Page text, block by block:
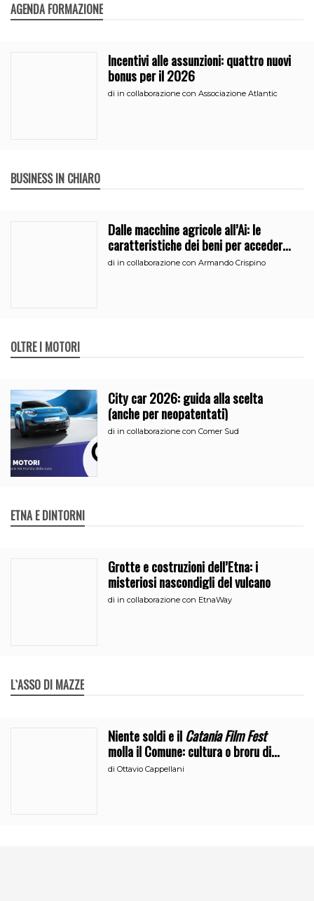
AGENDA FORMAZIONE
Incentivi alle assunzioni: quattro nuovi
bonus per il 2026
di in collaborazione con Associazione Atlantic
BUSINESS IN CHIARO
Dalle macchine agricole all’Ai: le
caratteristiche dei beni per accedere
all’iperammortamento
di in collaborazione con Armando Crispino
OLTRE I MOTORI
City car 2026: guida alla scelta
(anche per neopatentati)
di in collaborazione con Comer Sud
ETNA E DINTORNI
Grotte e costruzioni dell’Etna: i
misteriosi nascondigli del vulcano
di in collaborazione con EtnaWay
L`ASSO DI MAZZE
Niente soldi e ilCatania Film Fest
molla il Comune: cultura o broru di
ciciri?
diOttavio Cappellani